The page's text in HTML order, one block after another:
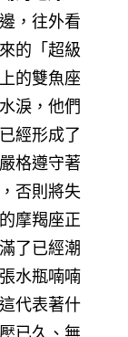
，往外看
的「超級
的雙魚座
淚，他們
經形成了
格遵守著
否則將失
摩羯座正
了已經潮
水瓶喃喃
代表著什
已久、無